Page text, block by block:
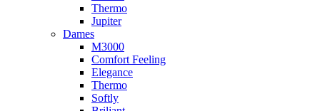
Thermo
Jupiter
Dames
M3000
Comfort Feeling
Elegance
Thermo
Softly